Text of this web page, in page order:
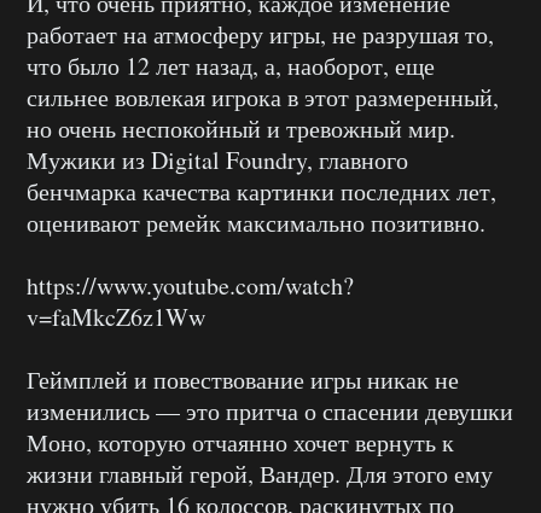
работает на атмосферу игры, не разрушая то,
что было 12 лет назад, а, наоборот, еще
сильнее вовлекая игрока в этот размеренный,
но очень неспокойный и тревожный мир.
Мужики из Digital Foundry, главного
бенчмарка качества картинки последних лет,
оценивают ремейк максимально позитивно.
https://www.youtube.com/watch?
v=faMkcZ6z1Ww
Геймплей и повествование игры никак не
изменились — это притча о спасении девушки
Моно, которую отчаянно хочет вернуть к
жизни главный герой, Вандер. Для этого ему
нужно убить 16 колоссов, раскинутых по